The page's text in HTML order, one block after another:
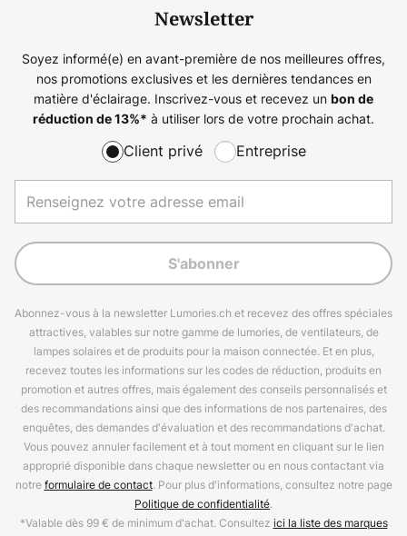
Newsletter
Soyez informé(e) en avant-première de nos meilleures offres,
nos promotions exclusives et les dernières tendances en
matière d'éclairage. Inscrivez-vous et recevez un bon de
réduction de13%* à utiliser lors de votre prochain achat.
Client privé Entreprise
S'abonner
Abonnez-vous à la newsletter Lumories.ch et recevez des offres spéciales
attractives, valables sur notre gamme de lumories, de ventilateurs, de
lampes solaires et de produits pour la maison connectée. Et en plus,
recevez toutes les informations sur les codes de réduction, produits en
promotion et autres offres, mais également des conseils personnalisés et
des recommandations ainsi que des informations de nos partenaires, des
enquêtes, des demandes d'évaluation et des recommandations d'achat.
Vous pouvez annuler facilement et à tout moment en cliquant sur le lien
approprié disponible dans chaque newsletter ou en nous contactant via
notreformulaire de contact. Pour plus d'informations, consultez notre page
Politique de confidentialité.
*Valable dès 99 € de minimum d'achat. Consultez ici la liste des marques